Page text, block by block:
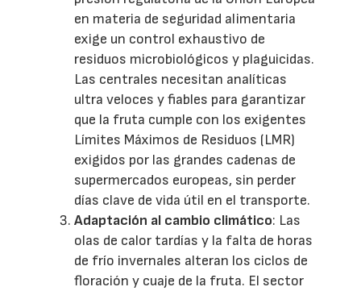
en materia de seguridad alimentaria
exige un control exhaustivo de
residuos microbiológicos y plaguicidas.
Las centrales necesitan analíticas
ultra veloces y fiables para garantizar
que la fruta cumple con los exigentes
Límites Máximos de Residuos (LMR)
exigidos por las grandes cadenas de
supermercados europeas, sin perder
días clave de vida útil en el transporte.
Adaptación al cambio climático: Las
olas de calor tardías y la falta de horas
de frío invernales alteran los ciclos de
floración y cuaje de la fruta. El sector